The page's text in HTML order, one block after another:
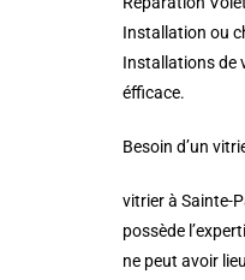
Installation ou
Installations de
éfficace.
Besoin d’un
vitrier à Sainte-
possède
ne peut avoir